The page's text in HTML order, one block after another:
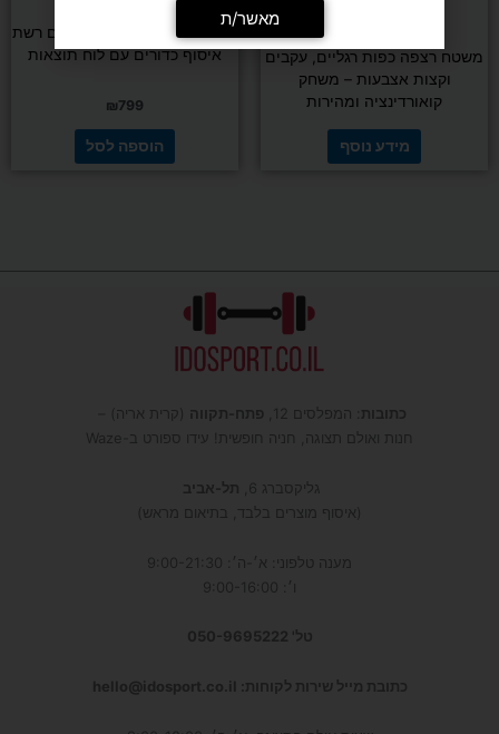
משטח רצפה כפות רגליים, עקבים
וקצות אצבעות – משחק
קואורדינציה ומהירות
מידע נוסף
מתקן כדורסל זוגי מתקפל עם רשת
איסוף כדורים עם לוח תוצאות
₪799
הוספה לסל
כתובות : המפלסים 12, פתח-תקווה (קרית אריה) –
חנות ואולם תצוגה, חניה חופשית! עידו ספורט ב-Waze
גליקסברג 6,
תל-אביב
(איסוף מוצרים בלבד, בתיאום מראש)
מענה טלפוני: א׳-ה׳: 9:00-21:30
ו׳: 9:00-16:00
טל' 050-9695222
כתובת מייל שירות לקוחות: hello@idosport.co.il
מאשר/ת